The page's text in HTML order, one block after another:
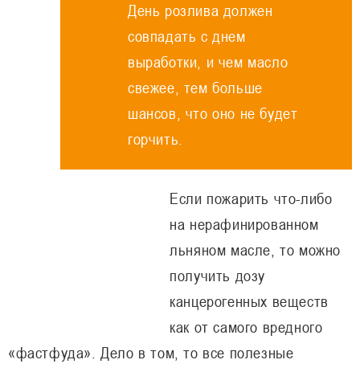
День розлива должен
совпадать с днем
выработки, и чем масло
свежее, тем больше
шансов, что оно не будет
горчить.
Если пожарить что-либо
на нерафинированном
льняном масле, то можно
получить дозу
канцерогенных веществ
как от самого вредного
«фастфуда». Дело в том, то все полезные